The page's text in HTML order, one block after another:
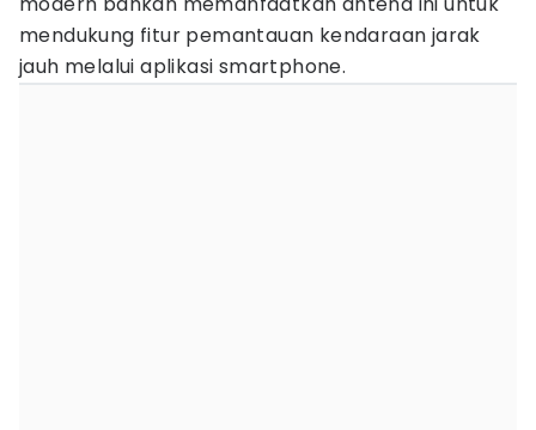
mendukung fitur pemantauan kendaraan jarak
jauh melalui aplikasi smartphone.